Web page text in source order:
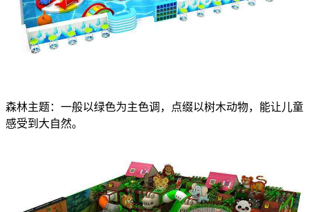
森林主题：一般以绿色为主色调，点缀以树木动物，能让儿童
感受到大自然。